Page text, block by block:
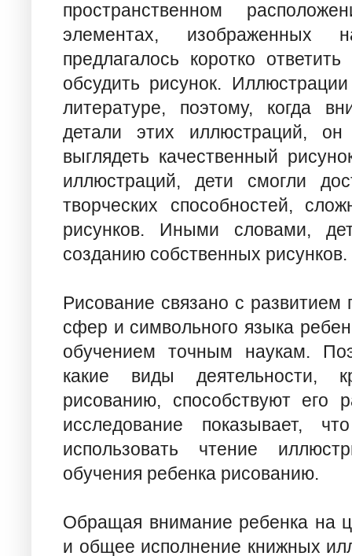
пространственном
элементах,
предлагалось коротко
обсудить рисунок.
литературе, поэтому, когда
детали этих иллюстраций,
выглядеть качественный
иллюстраций, дети смогли
творческих способностей,
рисунков. Иными словами,
созданию собственных рисунков.
Рисование связано с
сфер и символьного языка
обучением точным наукам.
какие виды деятельности,
рисованию, способствуют его
исследование показывает,
использовать чтение
обучения ребенка рисованию.
Обращая внимание ребенка на
и общее исполнение книжных